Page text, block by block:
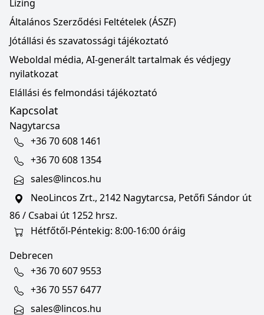
Lízing
Általános Szerződési Feltételek (ÁSZF)
Jótállási és szavatossági tájékoztató
Weboldal média, AI-generált tartalmak és védjegy
nyilatkozat
Elállási és felmondási tájékoztató
Kapcsolat
Nagytarcsa
+36 70 608 1461
+36 70 608 1354
sales@lincos.hu
NeoLincos Zrt., 2142 Nagytarcsa, Petőfi Sándor út
86 / Csabai út 1252 hrsz.
Hétfőtől-Péntekig: 8:00-16:00 óráig
Debrecen
+36 70 607 9553
+36 70 557 6477
sales@lincos.hu